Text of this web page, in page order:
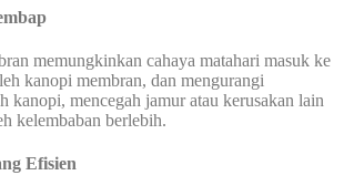
memungkinkan cahaya matahari masuk ke
kanopi membran, dan mengurangi
kanopi, mencegah jamur atau kerusakan lain
kelembaban berlebih.
Efisien